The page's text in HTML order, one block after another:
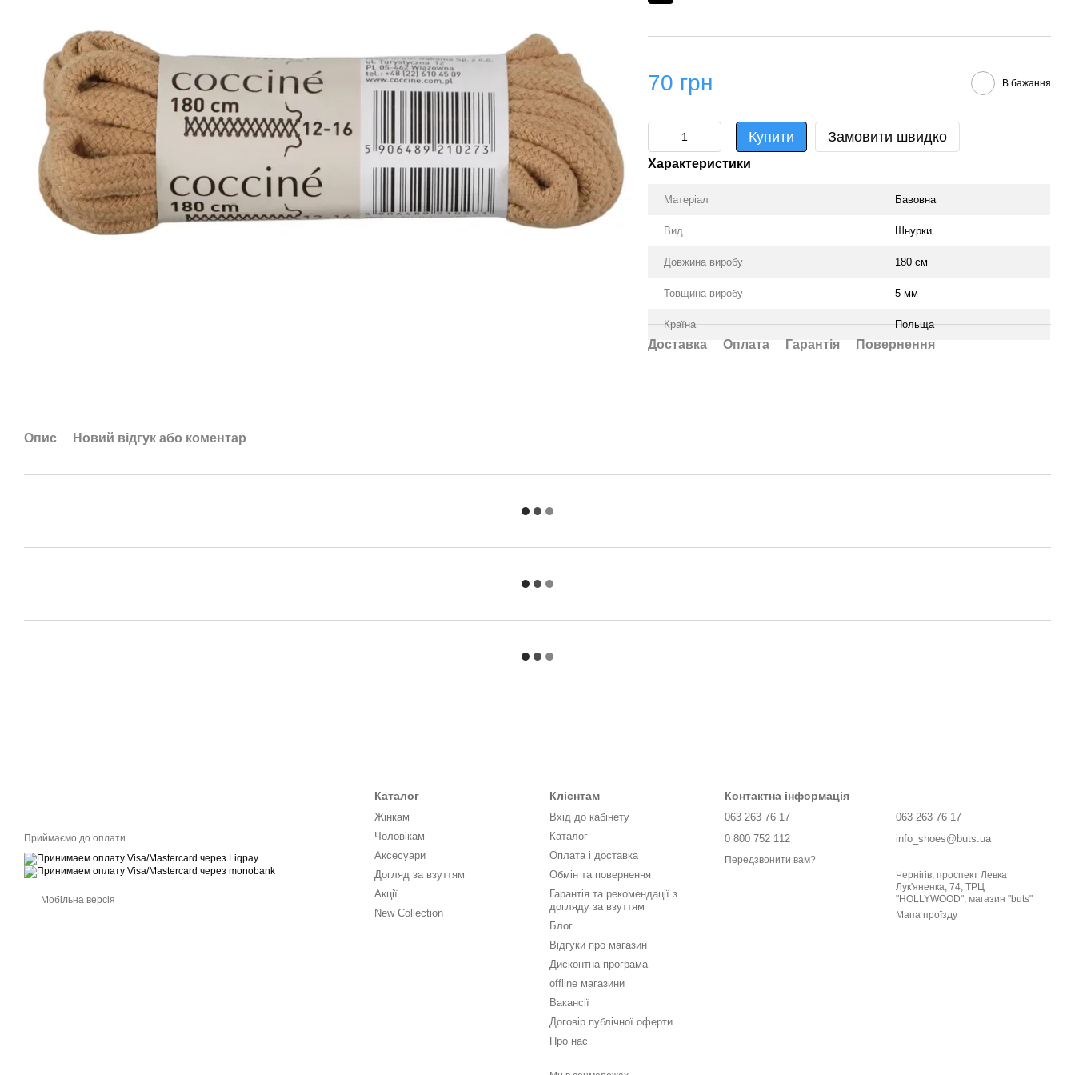
Опис Новий відгук або коментар
70 грн В бажання
Купити Замовити швидко
Характеристики
Матеріал Бавовна
Вид Шнурки
Довжина виробу 180 см
Товщина виробу 5 мм
Країна Польща
Доставка Оплата Гарантія Повернення
Приймаємо до оплати
Мобільна версія
Каталог
Жінкам
Чоловікам
Аксесуари
Догляд за взуттям
Акції
New Collection
Клієнтам
Вхід до кабінету
Каталог
Оплата і доставка
Обмін та повернення
Гарантія та рекомендації з
догляду за взуттям
Блог
Відгуки про магазин
Дисконтна програма
offline магазини
Вакансії
Договір публічної оферти
Про нас
Контактна інформація
063 263 76 17
0 800 752 112
Передзвонити вам?
063 263 76 17
info_shoes@buts.ua
Чернігів, проспект Левка
Лук'яненка, 74, ТРЦ
"HOLLYWOOD", магазин "buts"
Мапа проїзду